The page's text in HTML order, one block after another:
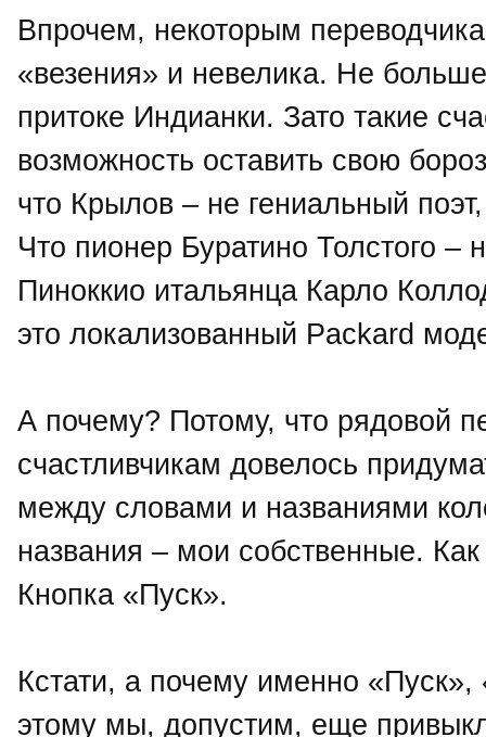
Впрочем, некоторым
«везения» и невелика. Не
притоке Индианки. Зато такие
возможность оставить свою
что Крылов – не гениальный
Что пионер Буратино Толстого
Пиноккио итальянца Карло
это локализованный Packard
А почему? Потому, что рядовой
счастливчикам довелось
между словами и названиями
названия – мои собственные.
Кнопка «Пуск».
Кстати, а почему именно
этому мы, допустим, еще